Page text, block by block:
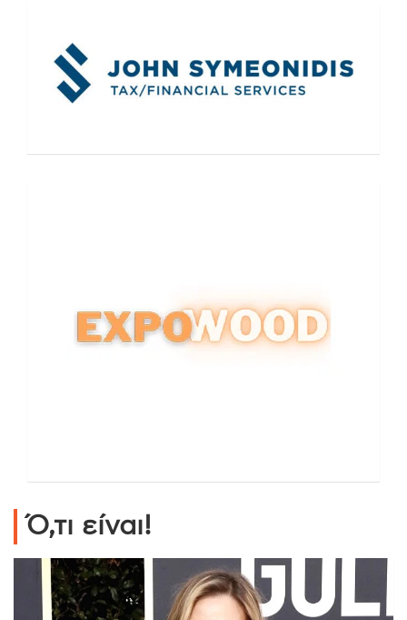
Ό,τι είναι!